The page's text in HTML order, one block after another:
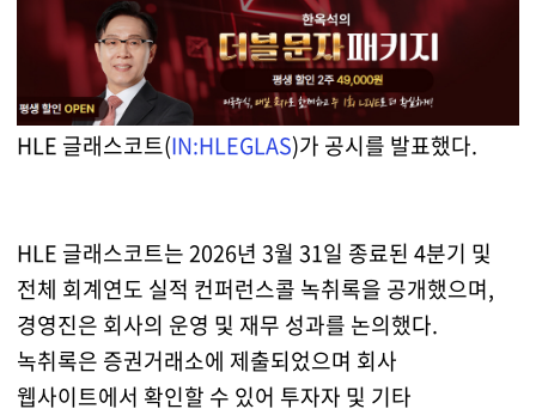
HLE 글래스코트(IN:HLEGLAS)가 공시를 발표했다.
HLE 글래스코트는 2026년 3월 31일 종료된 4분기 및
전체 회계연도 실적 컨퍼런스콜 녹취록을 공개했으며,
경영진은 회사의 운영 및 재무 성과를 논의했다.
녹취록은 증권거래소에 제출되었으며 회사
웹사이트에서 확인할 수 있어 투자자 및 기타